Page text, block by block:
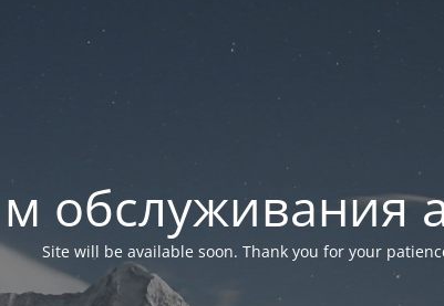
обслуживания
Site will be available soon. Thank you for your